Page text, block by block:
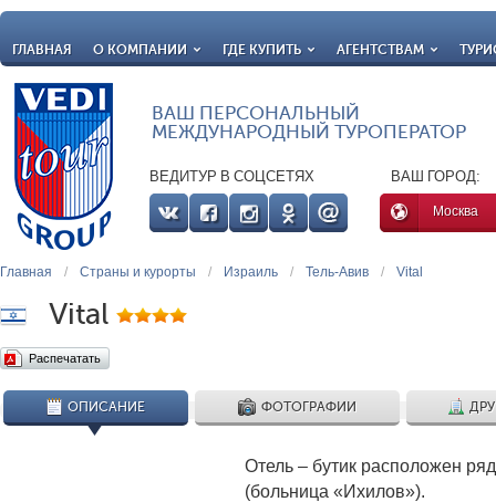
ГЛАВНАЯ О КОМПАНИИ ГДЕ КУПИТЬ АГЕНТСТВАМ
ВАШ ПЕРСОНАЛЬНЫЙ
МЕЖДУНАРОДНЫЙ ТУРОПЕРАТОР
ВЕДИТУР В СОЦСЕТЯХ ВАШ ГОРОД:
Москва
Главная / Страны и курорты / Израиль / Тель-Авив / Vital
Vital
Распечатать
ОПИСАНИЕ ФОТОГРАФИИ
Отель – бутик расположен
(больница «Ихилов»).